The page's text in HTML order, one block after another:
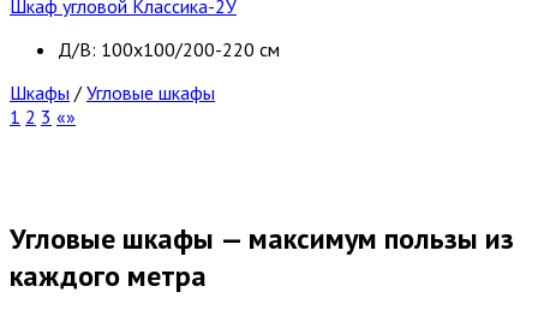
Шкаф угловой Классика-2У
Д/В: 100х100/200-220 см
Шкафы / Угловые шкафы
1 2 3
Угловые шкафы — максимум пользы из
каждого метра